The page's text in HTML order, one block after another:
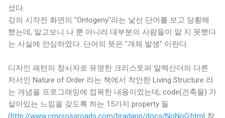
셨다.
강의 시작전 화면의 "Ontogeny"라는 낯선 단어를 보고 당황해
했는데, 알고보니 나 뿐 아니라 대부분의 사람들이 알 지 못했다
는 사실에 안심하였다. 단어의 뜻은 "개체 발생" 이란다.
디자인 패턴의 창시자로 유명한 크리스토퍼 알렉산더의 다른
저서인 Nature of Order 라는 책에서 착안한 Living Structure 라
는 개념을 프로그래밍에 접목한 내용이었는데, code(건축물) 가
살아있는 느낌을 갖도록 하는 15가지 property 들
(http://www.cmcrossroads.com/bradapp/docs/NoNoO.html 참